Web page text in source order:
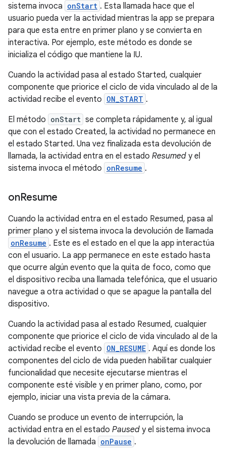
sistema invoca onStart . Esta llamada hace que el
usuario pueda ver la actividad mientras la app se prepara
para que esta entre en primer plano y se convierta en
interactiva. Por ejemplo, este método es donde se
inicializa el código que mantiene la IU.
Cuando la actividad pasa al estado Started, cualquier
componente que priorice el ciclo de vida vinculado al de la
actividad recibe el evento ON_START .
El método onStart se completa rápidamente y, al igual
que con el estado Created, la actividad no permanece en
el estado Started. Una vez finalizada esta devolución de
llamada, la actividad entra en el estado Resumed y el
sistema invoca el método onResume .
onResume
Cuando la actividad entra en el estado Resumed, pasa al
primer plano y el sistema invoca la devolución de llamada
onResume . Este es el estado en el que la app interactúa
con el usuario. La app permanece en este estado hasta
que ocurre algún evento que la quita de foco, como que
el dispositivo reciba una llamada telefónica, que el usuario
navegue a otra actividad o que se apague la pantalla del
dispositivo.
Cuando la actividad pasa al estado Resumed, cualquier
componente que priorice el ciclo de vida vinculado al de la
actividad recibe el evento ON_RESUME . Aquí es donde los
componentes del ciclo de vida pueden habilitar cualquier
funcionalidad que necesite ejecutarse mientras el
componente esté visible y en primer plano, como, por
ejemplo, iniciar una vista previa de la cámara.
Cuando se produce un evento de interrupción, la
actividad entra en el estado Paused y el sistema invoca
la devolución de llamada onPause .